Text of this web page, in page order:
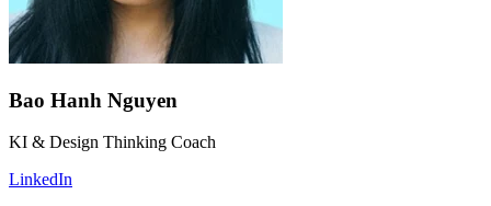
Bao Hanh Nguyen
KI & Design Thinking Coach
LinkedIn